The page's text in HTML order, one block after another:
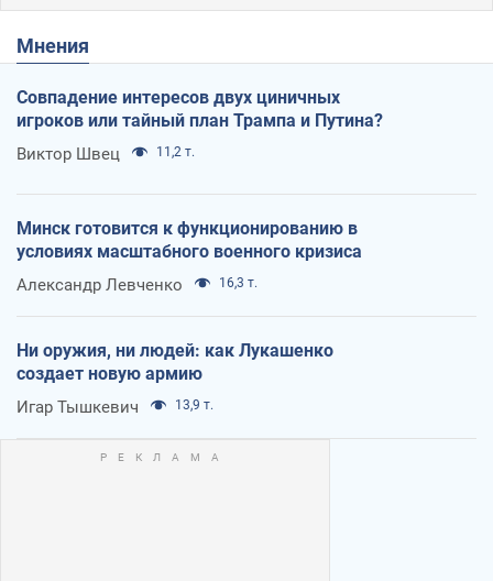
Мнения
Совпадение интересов двух циничных
игроков или тайный план Трампа и Путина?
Виктор Швец 11,2 т.
Минск готовится к функционированию в
условиях масштабного военного кризиса
Александр Левченко 16,3 т.
Ни оружия, ни людей: как Лукашенко
создает новую армию
Игар Тышкевич 13,9 т.